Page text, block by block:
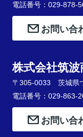
電話番号：029-878-
お問い合
株式会社筑
〒305-0033 茨城県
電話番号：029-863-
お問い合